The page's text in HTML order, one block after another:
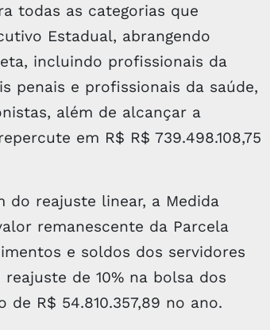
todas as categorias que
Estadual, abrangendo
incluindo profissionais da
penais e profissionais da saúde,
além de alcançar a
em R$ R$ 739.498.108,75
do reajuste linear, a Medida
remanescente da Parcela
e soldos dos servidores
de 10% na bolsa dos
R$ 54.810.357,89 no ano.